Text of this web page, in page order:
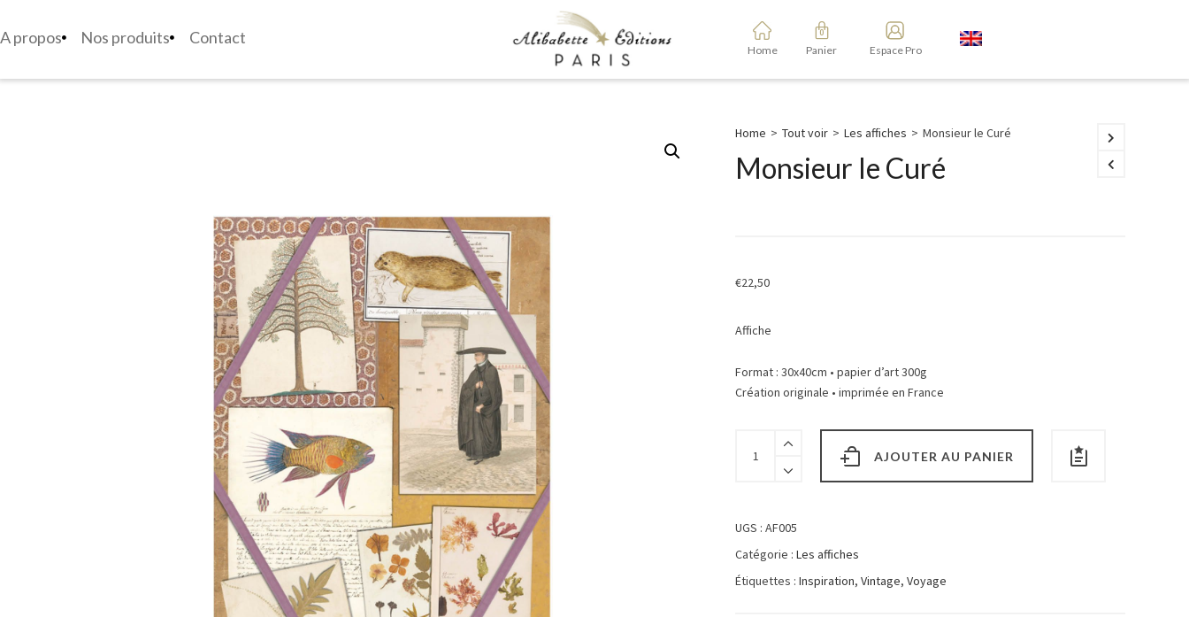
A propos Nos produits Contact
Home Panier Espace Pro
Home > Tout voir > Les affiches > Monsieur le Curé
Monsieur le Curé
€22,50
Affiche
Format : 30x40cm • papier d’art 300g
Création originale • imprimée en France
AJOUTER AU PANIER
UGS : AF005
Catégorie : Les affiches
Étiquettes : Inspiration, Vintage, Voyage